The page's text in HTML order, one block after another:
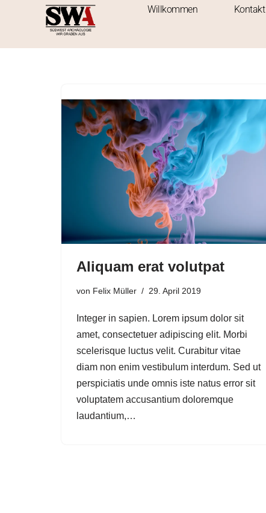
Inhalt
Willkommen Kontakt
Aliquam erat volutpat
von Felix Müller 29. April 2019
Integer in sapien. Lorem ipsum dolor sit
amet, consectetuer adipiscing elit. Morbi
scelerisque luctus velit. Curabitur vitae
diam non enim vestibulum interdum. Sed ut
perspiciatis unde omnis iste natus error sit
voluptatem accusantium doloremque
laudantium,…